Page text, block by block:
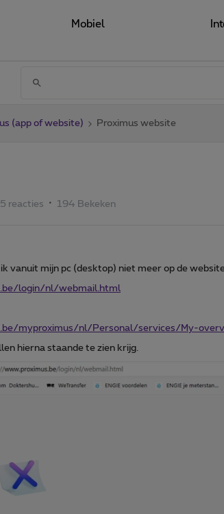
Mobiel
(app of website) Proximus website
5 reacties 194 Bekeken
vanuit mijn pc (desktop) niet meer op de
login/nl/webmail.html
myproximus/nl/Personal/services/My-
hierna staande te zien krijg.